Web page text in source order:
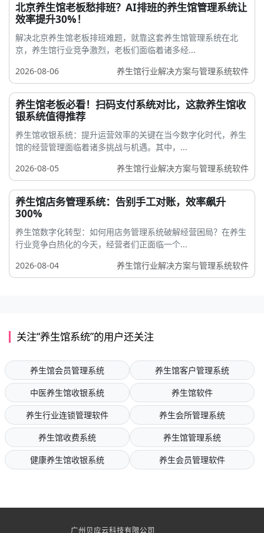
北京养生馆老板愁排班？AI排班的养生馆管理系统让
效率提升30%！
解决北京养生馆老板排班难题，就靠这套养生馆管理系统在北
京，养生馆行业竞争激烈，老板们面临着诸多经...
2026-08-06
养生馆行业解决方案与管理系统软件
养生馆老板必看！扫码支付系统对比，这款养生馆收
银系统值得推荐
养生馆收银系统：提升运营效率的关键在当今数字化时代，养生
馆的经营管理面临着诸多挑战与机遇。其中，...
2026-08-05
养生馆行业解决方案与管理系统软件
养生馆店务管理系统：告别手工对账，效率飙升
300%
养生馆数字化转型：如何用店务管理系统破解经营困局？在养生
行业竞争白热化的今天，经营者们正面临一个...
2026-08-04
养生馆行业解决方案与管理系统软件
关注“养生馆系统”的用户还关注
养生馆会员管理系统
养生馆客户管理系统
中医养生馆收银系统
养生馆软件
养生行业连锁管理软件
养生会所管理系统
养生馆收费系统
养生馆管理系统
健康养生馆收银系统
养生会员管理软件
广州贝应云科技有限公司